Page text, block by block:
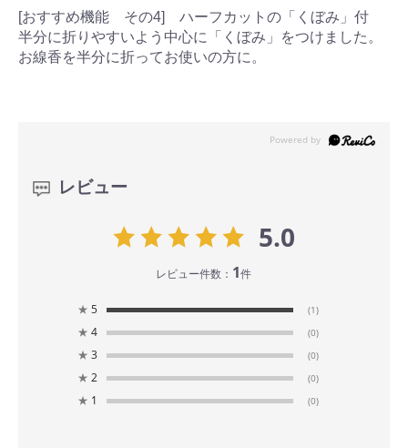
[おすすめ機能 その4] ハーフカットの「くぼみ」付
半分に折りやすいよう中心に「くぼみ」をつけました。
お線香を半分に折ってお使いの方に。
レビュー
5.0
レビュー件数： 1件
★ 5 (1)
★ 4 (0)
★ 3 (0)
★ 2 (0)
★ 1 (0)